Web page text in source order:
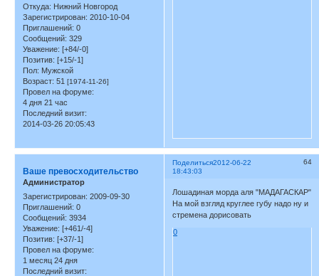
Откуда: Нижний Новгород
Зарегистрирован: 2010-10-04
Приглашений: 0
Сообщений: 329
Уважение: [+84/-0]
Позитив: [+15/-1]
Пол: Мужской
Возраст: 51 [1974-11-26]
Провел на форуме:
4 дня 21 час
Последний визит:
2014-03-26 20:05:43
Поделиться 64
2012-06-22
18:43:03
Ваше превосходительство
Администратор
Зарегистрирован: 2009-09-30
Приглашений: 0
Сообщений: 3934
Уважение: [+461/-4]
Позитив: [+37/-1]
Провел на форуме:
1 месяц 24 дня
Последний визит:
Лошадиная морда аля "МАДАГАСКАР"
На мой взгляд круглее губу надо ну и
стремена дорисовать
0